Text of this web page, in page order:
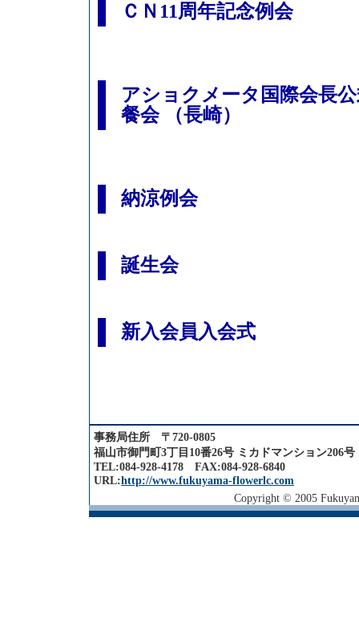
ＣＮ11周年記念例会
アショクメータ国際会長
餐会 （長崎）
納涼例会
誕生会
新入会員入会式
事務局住所 〒720-0805
福山市御門町3丁目10番26号 ミカドマンション206号
TEL:084-928-4178 FAX:084-928-6840
URL:http://www.fukuyama-flowerlc.com
Copyright © 2005